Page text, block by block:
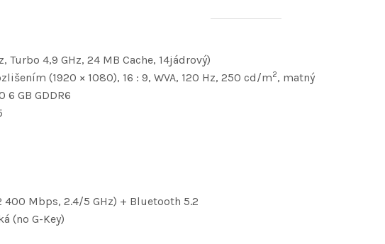
Turbo 4,9 GHz, 24 MB Cache, 14jádrový)
(1920 × 1080), 16 : 9, WVA, 120 Hz, 250 cd/m2, matný
6 GB GDDR6
400 Mbps, 2.4/5 GHz) + Bluetooth 5.2
(no G-Key)